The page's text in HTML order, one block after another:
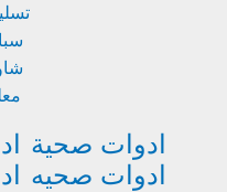
ادوات صحية
ادوات صحيه